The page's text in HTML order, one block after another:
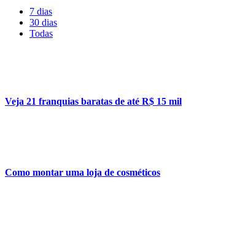
7 dias
30 dias
Todas
Veja 21 franquias baratas de até R$ 15 mil
Como montar uma loja de cosméticos